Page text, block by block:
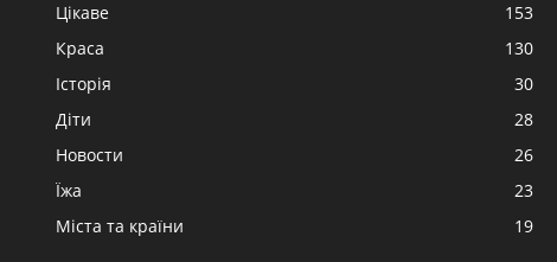
Цікаве
153
Краса
130
Історія
30
Діти
28
Новости
26
Їжа
23
Міста та країни
19